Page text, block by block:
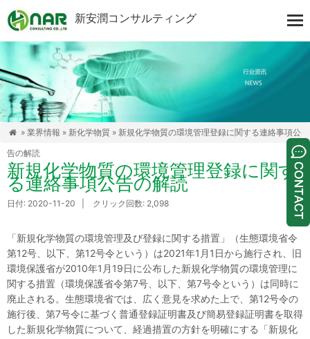
新安潤コンサルティング
 » 業界情報 » 新化学物質» 新規化学物質の環境管理登録に関する連絡事項公
告の解読
新規化学物質の環境管理登録に関す
る連絡事項公告の解読
日付: 2020-11-20 | クリック回数: 2,098
「新規化学物質の環境管理及び登録に関する措置」（生態環境省令
第12号、以下、第12号令という）は2021年1月1日から施行され、旧
環境保護省が2010年1月19日に公布した新規化学物質の環境管理に
関する措置（環境保護省令第7号、以下、第7号令という）は同時に
廃止される。生態環境省では、広く意見を求めた上で、第12号令の
施行後、第7号令に基づく普通登録証明書及び簡易登録証明書を取得
した新規化学物質について、経過措置の方針を明確にする「新規化